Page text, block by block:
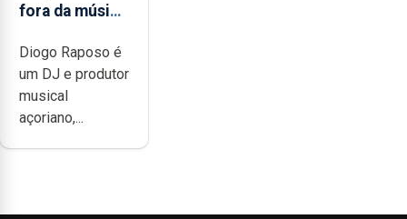
fora da música
noção do quão
difícil é
produzir uma
música”
Diogo Raposo é
um DJ e produtor
musical
açoriano,...